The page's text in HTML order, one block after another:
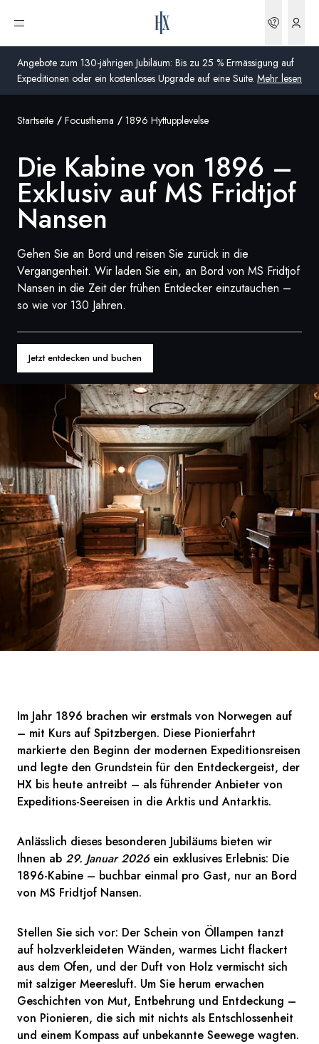
Angebote zum 130-jährigen Jubiläum: Bis zu 25 % Ermässigung auf
Expeditionen oder ein kostenloses Upgrade auf eine Suite. Mehr lesen
Menü öffnen
Australien
Vereinigtes Königreich (England, Schottland, Wales
und Nordirland)
Deutschland
Schweiz
Frankreich
Dänemark
Norwegen
Global
Startseite Focusthema 1896 Hyttupplevelse
Die Kabine von 1896 –
Exklusiv auf MS Fridtjof
Nansen
Gehen Sie an Bord und reisen Sie zurück in die
Vergangenheit. Wir laden Sie ein, an Bord von MS Fridtjof
Nansen in die Zeit der frühen Entdecker einzutauchen –
so wie vor 130 Jahren.
Jetzt entdecken und buchen
Im Jahr 1896 brachen wir erstmals von Norwegen auf
– mit Kurs auf Spitzbergen. Diese Pionierfahrt
markierte den Beginn der modernen Expeditionsreisen
und legte den Grundstein für den Entdeckergeist, der
HX bis heute antreibt – als führender Anbieter von
Expeditions-Seereisen in die Arktis und Antarktis.
Anlässlich dieses besonderen Jubiläums bieten wir
Ihnen ab 29. Januar 2026 ein exklusives Erlebnis: Die
1896-Kabine – buchbar einmal pro Gast, nur an Bord
von MS Fridtjof Nansen.
Stellen Sie sich vor: Der Schein von Öllampen tanzt
auf holzverkleideten Wänden, warmes Licht flackert
aus dem Ofen, und der Duft von Holz vermischt sich
mit salziger Meeresluft. Um Sie herum erwachen
Geschichten von Mut, Entbehrung und Entdeckung –
von Pionieren, die sich mit nichts als Entschlossenheit
und einem Kompass auf unbekannte Seewege wagten.